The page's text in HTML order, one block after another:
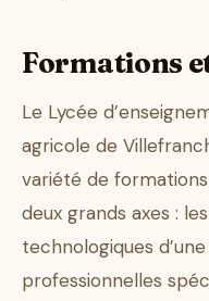
Formations
Le Lycée
agricole de
variété de
deux grands axes :
technologiques
professionnelles